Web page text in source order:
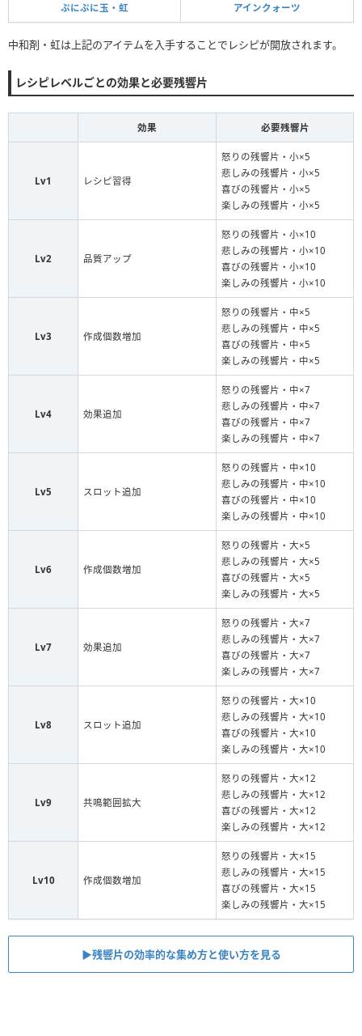
ぷにぷに玉・虹 アインクォーツ
中和剤・虹は上記のアイテムを入手することでレシピが開放されます。
レシピレベルごとの効果と必要残響片
効果 必要残響片
Lv1 レシピ習得
怒りの残響片・小×5
悲しみの残響片・小×5
喜びの残響片・小×5
楽しみの残響片・小×5
Lv2 品質アップ
怒りの残響片・小×10
悲しみの残響片・小×10
喜びの残響片・小×10
楽しみの残響片・小×10
Lv3 作成個数増加
怒りの残響片・中×5
悲しみの残響片・中×5
喜びの残響片・中×5
楽しみの残響片・中×5
Lv4 効果追加
怒りの残響片・中×7
悲しみの残響片・中×7
喜びの残響片・中×7
楽しみの残響片・中×7
Lv5 スロット追加
怒りの残響片・中×10
悲しみの残響片・中×10
喜びの残響片・中×10
楽しみの残響片・中×10
Lv6 作成個数増加
怒りの残響片・大×5
悲しみの残響片・大×5
喜びの残響片・大×5
楽しみの残響片・大×5
Lv7 効果追加
怒りの残響片・大×7
悲しみの残響片・大×7
喜びの残響片・大×7
楽しみの残響片・大×7
Lv8 スロット追加
怒りの残響片・大×10
悲しみの残響片・大×10
喜びの残響片・大×10
楽しみの残響片・大×10
Lv9 共鳴範囲拡大
怒りの残響片・大×12
悲しみの残響片・大×12
喜びの残響片・大×12
楽しみの残響片・大×12
Lv10 作成個数増加
怒りの残響片・大×15
悲しみの残響片・大×15
喜びの残響片・大×15
楽しみの残響片・大×15
▶︎残響片の効率的な集め方と使い方を見る